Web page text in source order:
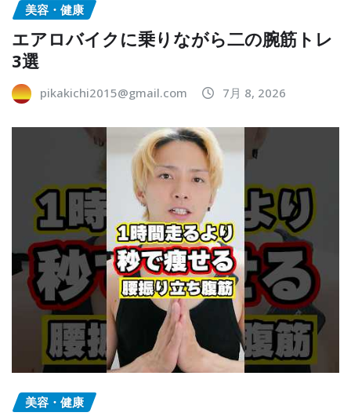
美容・健康
エアロバイクに乗りながら二の腕筋トレ
3選
pikakichi2015@gmail.com 7月 8, 2026
美容・健康